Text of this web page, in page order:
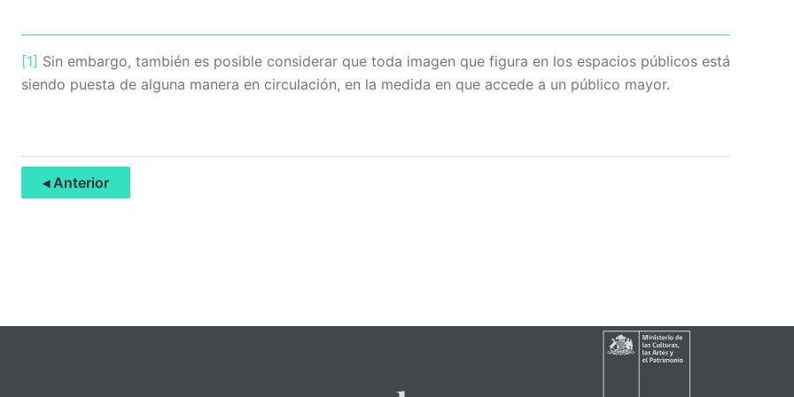
[1] Sin embargo, también es posible considerar que toda imagen que figura en los espacios públicos está
siendo puesta de alguna manera en circulación, en la medida en que accede a un público mayor.
◂ Anterior